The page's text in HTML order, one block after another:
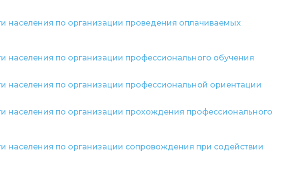
населения по организации проведения оплачиваемых
населения по организации профессионального обучения
населения по организации профессиональной ориентации
населения по организации прохождения профессионального
населения по организации сопровождения при содействии